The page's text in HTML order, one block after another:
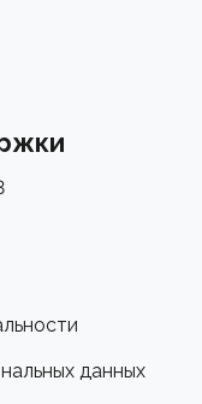
данных